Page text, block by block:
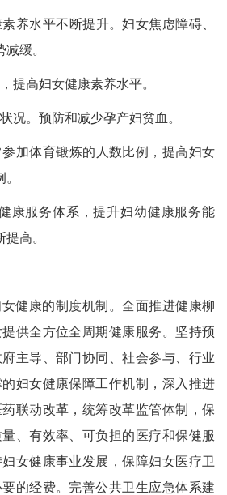
养水平不断提升。妇女焦虑障碍、
缓。
提高妇女健康素养水平。
况。预防和减少孕产妇贫血。
加体育锻炼的人数比例，提高妇女
康服务体系，提升妇幼健康服务能
高。
健康的制度机制。全面推进健康柳
提供全方位全周期健康服务。坚持预
主导、部门协同、社会参与、行业
妇女健康保障工作机制，深入推进
联动改革，统筹改革监管体制，保
、有效率、可负担的医疗和保健服
女健康事业发展，保障妇女医疗卫
的经费。完善公共卫生应急体系建